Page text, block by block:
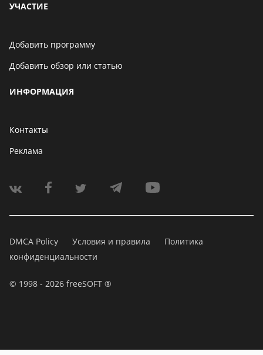
УЧАСТИЕ
Добавить программу
Добавить обзор или статью
ИНФОРМАЦИЯ
Контакты
Реклама
DMCA Policy Условия и правила
Политика
конфиденциальности
© 1998 - 2026 freeSOFT ®